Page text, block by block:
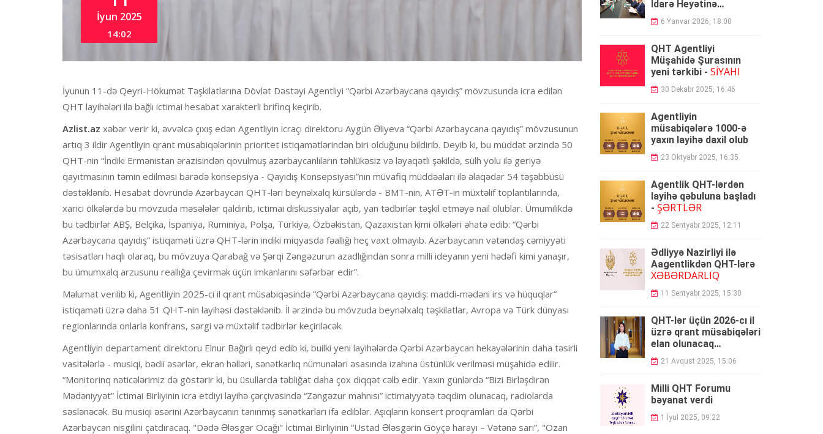
İyun 2025
14:02
İyunun 11-də Qeyri-Hökumət Təşkilatlarına Dövlət Dəstəyi Agentliyi “Qərbi Azərbaycana qayıdış” mövzusunda icra edilən
QHT layihələri ilə bağlı ictimai hesabat xarakterli brifinq keçirib.
Azlist.az xəbər verir ki, əvvəlcə çıxış edən Agentliyin icraçı direktoru Aygün Əliyeva “Qərbi Azərbaycana qayıdış” mövzusunun
artıq 3 ildir Agentliyin qrant müsabiqələrinin prioritet istiqamətlərindən biri olduğunu bildirib. Deyib ki, bu müddət ərzində 50
QHT-nin “İndiki Ermənistan ərazisindən qovulmuş azərbaycanlıların təhlükəsiz və ləyaqətli şəkildə, sülh yolu ilə geriyə
qayıtmasının təmin edilməsi barədə konsepsiya - Qayıdış Konsepsiyası”nın müvafiq müddəaları ilə əlaqədar 54 təşəbbüsü
dəstəklənib. Hesabat dövründə Azərbaycan QHT-ləri beynəlxalq kürsülərdə - BMT-nin, ATƏT-in müxtəlif toplantılarında,
xarici ölkələrdə bu mövzuda məsələlər qaldırıb, ictimai diskussiyalar açıb, yan tədbirlər təşkil etməyə nail olublar. Ümumilikdə
bu tədbirlər ABŞ, Belçika, İspaniya, Rumıniya, Polşa, Türkiyə, Özbəkistan, Qazaxıstan kimi ölkələri əhatə edib: “Qərbi
Azərbaycana qayıdış” istiqaməti üzrə QHT-lərin indiki miqyasda fəallığı heç vaxt olmayıb. Azərbaycanın vətəndaş cəmiyyəti
təsisatları haqlı olaraq, bu mövzuya Qarabağ və Şərqi Zəngəzurun azadlığından sonra milli ideyanın yeni hədəfi kimi yanaşır,
bu ümumxalq arzusunu reallığa çevirmək üçün imkanlarını səfərbər edir”.
Məlumat verilib ki, Agentliyin 2025-ci il qrant müsabiqəsində “Qərbi Azərbaycana qayıdış: maddi-mədəni irs və hüquqlar”
istiqaməti üzrə daha 51 QHT-nin layihəsi dəstəklənib. İl ərzində bu mövzuda beynəlxalq təşkilatlar, Avropa və Türk dünyası
regionlarında onlarla konfrans, sərgi və müxtəlif tədbirlər keçiriləcək.
Agentliyin departament direktoru Elnur Bağırlı qeyd edib ki, builki yeni layihələrdə Qərbi Azərbaycan hekayələrinin daha təsirli
vasitələrlə - musiqi, bədii əsərlər, ekran həlləri, sənətkarlıq nümunələri əsasında izahına üstünlük verilməsi müşahidə edilir.
“Monitorinq nəticələrimiz də göstərir ki, bu üsullarda təbliğat daha çox diqqət cəlb edir. Yaxın günlərdə “Bizi Birləşdirən
Mədəniyyət” İctimai Birliyinin icra etdiyi layihə çərçivəsində “Zəngəzur mahnısı” ictimaiyyətə təqdim olunacaq, radiolarda
səslənəcək. Bu musiqi əsərini Azərbaycanın tanınmış sənətkarları ifa ediblər. Aşıqların konsert proqramları da Qərbi
Azərbaycan nisgilini çatdıracaq. "Dədə Ələsgər Ocağı" İctimai Birliyinin “Ustad Ələsgərin Göyçə harayı – Vətənə sarı”, "Ozan
İdarə Heyətinə
sədr
SEÇİLDİ
6 Yanvar 2026, 18:00
QHT Agentliyi
Müşahidə Şurasının
yeni tərkibi - SİYAHI
30 Dekabr 2025, 16:46
Agentliyin
müsabiqələrə 1000-ə
yaxın layihə daxil olub
23 Oktyabr 2025, 16:35
Agentlik QHT-lərdən
layihə qəbuluna başladı
- ŞƏRTLƏR
22 Sentyabr 2025, 12:11
Ədliyyə Nazirliyi ilə
Aagentlikdən QHT-lərə
XƏBƏRDARLIQ
11 Sentyabr 2025, 15:30
QHT-lər üçün 2026-cı il
üzrə qrant müsabiqələri
elan olunacaq
-AGENTLİK
21 Avqust 2025, 15:06
Milli QHT Forumu
bəyanat verdi
1 İyul 2025, 09:22